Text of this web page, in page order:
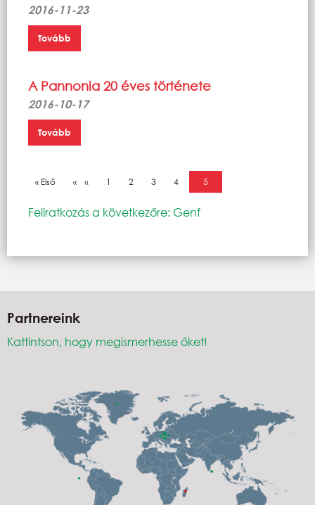
2016-11-23
Tovább
A Pannonia 20 éves története
2016-10-17
Tovább
Oldalszámozás
Első oldal
« Első Előző oldal
‹‹ Oldal
1 Oldal
2 Oldal
3 Oldal
4 Jelenlegi oldal
5
Feliratkozás a következőre: Genf
Partnereink
Kattintson, hogy megismerhesse őket!